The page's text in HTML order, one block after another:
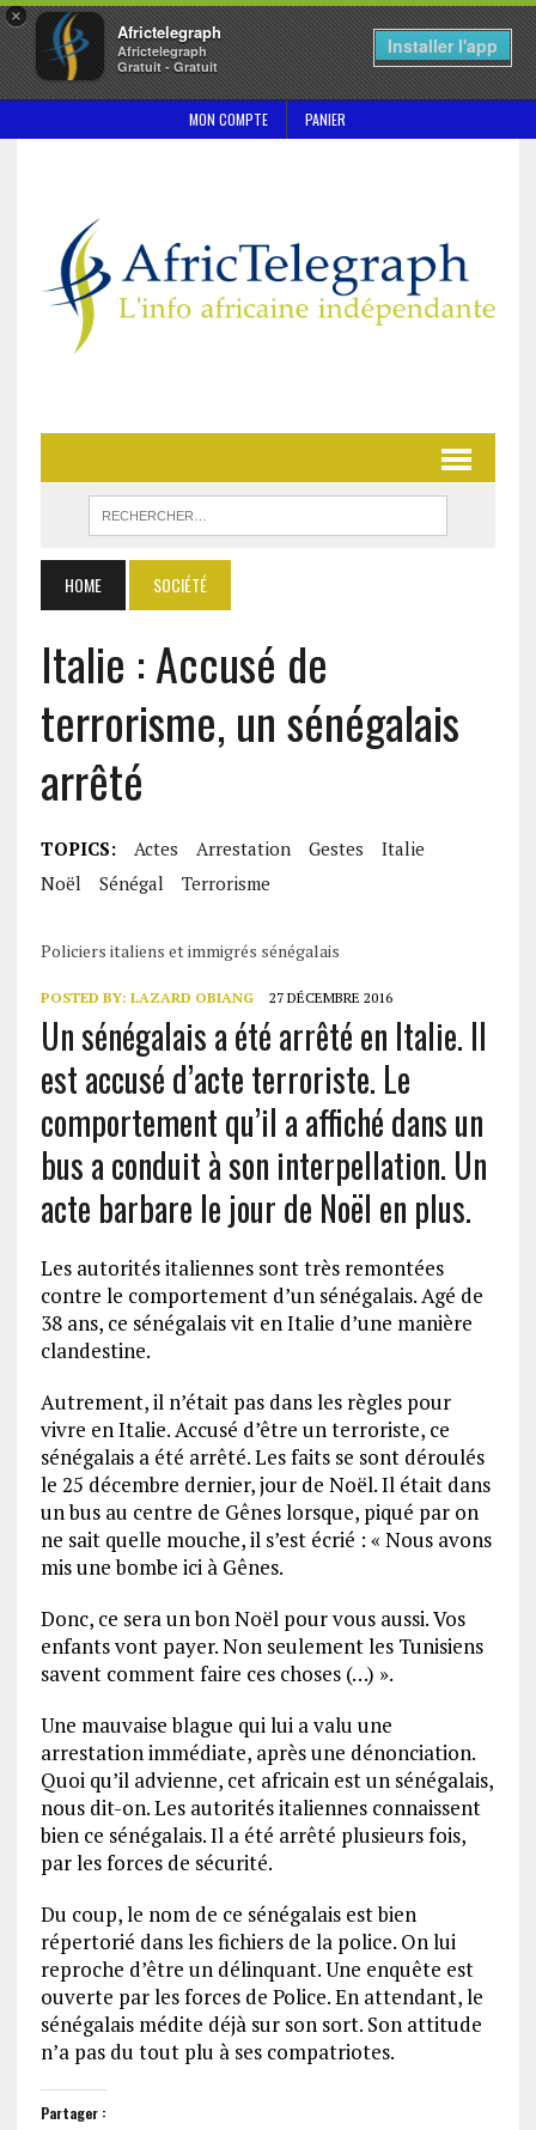
×
Africtelegraph
Africtelegraph
Gratuit - Gratuit
Installer l'app
MON COMPTE PANIER
HOME SOCIÉTÉ
Italie : Accusé de
terrorisme, un sénégalais
arrêté
TOPICS: Actes Arrestation Gestes
Italie
Noël
Sénégal Terrorisme
Policiers italiens et immigrés sénégalais
POSTED BY: LAZARD OBIANG 27 DÉCEMBRE 2016
Un sénégalais a été arrêté en Italie. Il
est accusé d’acte terroriste. Le
comportement qu’il a affiché dans un
bus a conduit à son interpellation. Un
acte barbare le jour de Noël en plus.
Les autorités italiennes sont très remontées
contre le comportement d’un sénégalais. Agé de
38 ans, ce sénégalais vit en Italie d’une manière
clandestine.
Autrement, il n’était pas dans les règles pour
vivre en Italie. Accusé d’être un terroriste, ce
sénégalais a été arrêté. Les faits se sont déroulés
le 25 décembre dernier, jour de Noël. Il était dans
un bus au centre de Gênes lorsque, piqué par on
ne sait quelle mouche, il s’est écrié : « Nous avons
mis une bombe ici à Gênes.
Donc, ce sera un bon Noël pour vous aussi. Vos
enfants vont payer. Non seulement les Tunisiens
savent comment faire ces choses (…) ».
Une mauvaise blague qui lui a valu une
arrestation immédiate, après une dénonciation.
Quoi qu’il advienne, cet africain est un sénégalais,
nous dit-on. Les autorités italiennes connaissent
bien ce sénégalais. Il a été arrêté plusieurs fois,
par les forces de sécurité.
Du coup, le nom de ce sénégalais est bien
répertorié dans les fichiers de la police. On lui
reproche d’être un délinquant. Une enquête est
ouverte par les forces de Police. En attendant, le
sénégalais médite déjà sur son sort. Son attitude
n’a pas du tout plu à ses compatriotes.
Partager :